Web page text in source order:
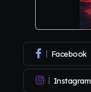
Facebook
Instagram